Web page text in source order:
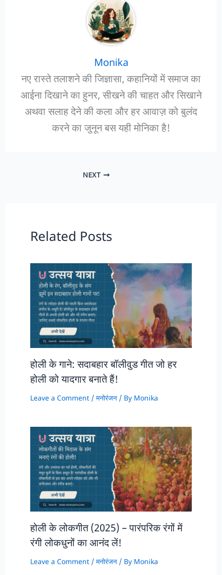
Monika
नए रास्ते तलाशने की जिज्ञासा, कहानियों में समाज का
आईना दिखाने का हुनर, सीखने की चाहत और सिखाने
अथवा सलाह देने की कला और हर आवाज़ को बुलंद
करने का जुनून बस यही मोनिका है!
NEXT
Related Posts
होली के गाने: सदाबहार बॉलीवुड गीत जो हर
होली को यादगार बनाते हैं!
Leave a Comment / मनोरंजन/ By Monika
होली के लोकगीत (2025) – पारंपरिक रंगों में
रंगी लोकधुनों का आनंद लें!
Leave a Comment / मनोरंजन/ By Monika